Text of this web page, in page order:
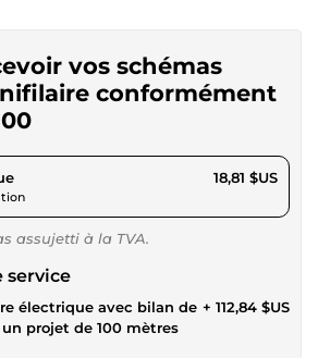
vos schémas
conformément
pour 17,33 $US 18,81 $US
assujetti à la TVA.
service
électrique avec bilan de
projet de 100 mètres
+ 112,84 $US